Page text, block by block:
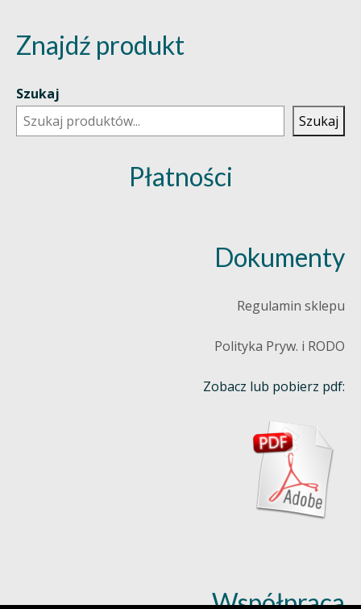
Znajdź produkt
Szukaj
Szukaj
Płatności
Dokumenty
Regulamin sklepu
Polityka Pryw. i RODO
Zobacz lub pobierz pdf:
Współpraca